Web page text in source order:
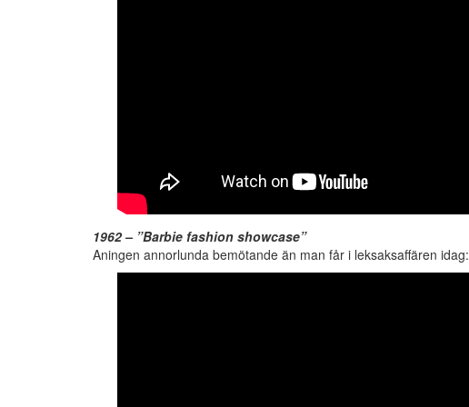
1962 – ”Barbie fashion showcase”
Aningen annorlunda bemötande än man får i leksaksaffären idag: